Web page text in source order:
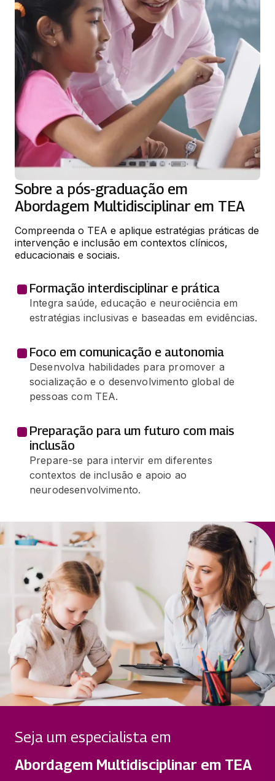
Sobre a pós-graduação em
Abordagem Multidisciplinar em TEA
Compreenda o TEA e aplique estratégias práticas de
intervenção e inclusão em contextos clínicos,
educacionais e sociais.
Formação interdisciplinar e prática
Integra saúde, educação e neurociência em
estratégias inclusivas e baseadas em evidências.
Foco em comunicação e autonomia
Desenvolva habilidades para promover a
socialização e o desenvolvimento global de
pessoas com TEA.
Preparação para um futuro com mais
inclusão
Prepare-se para intervir em diferentes
contextos de inclusão e apoio ao
neurodesenvolvimento.
Seja um especialista em
Abordagem Multidisciplinar em TEA